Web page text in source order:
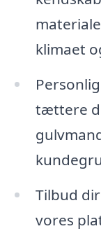
klimaet
tættere
Tilbud
vores